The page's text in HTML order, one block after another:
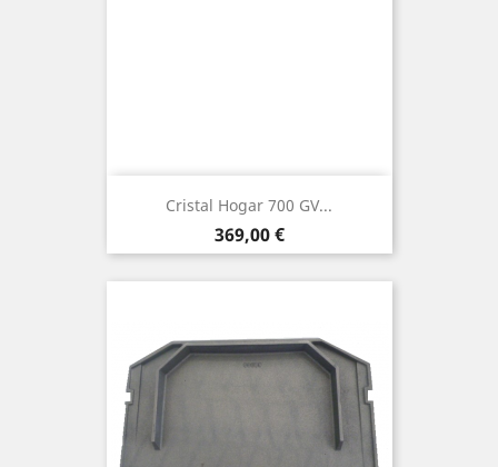
Cristal Hogar 700 GV...
Precio
369,00 €